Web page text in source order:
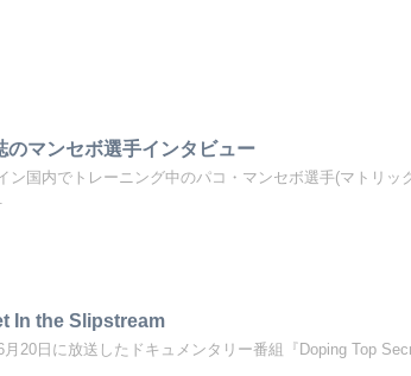
のマンセボ選手インタビュー
ン国内でトレーニング中のパコ・マンセボ選手(マトリッ
In the Slipstream
月20日に放送したドキュメンタリー番組『Doping Top